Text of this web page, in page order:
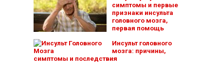
симптомы и первые
признаки инсульта
головного мозга,
первая помощь
Инсульт головного
мозга: причины,
симптомы и последствия